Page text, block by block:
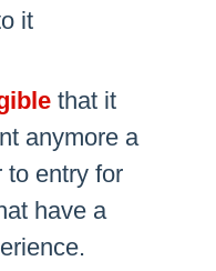
it
that it
anymore a
to entry for
have a